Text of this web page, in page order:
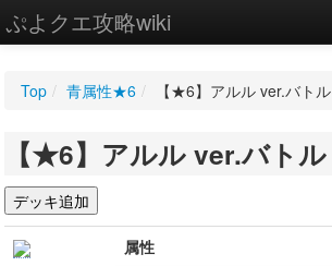
ぷよクエ攻略wiki
WIKI
設定
Top / 青属性★6 / 【★6】アルル ver.バトル
【★6】アルル ver.バトル
属性